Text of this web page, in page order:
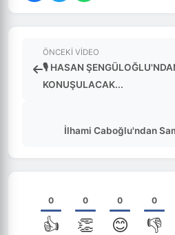
ÖNCEKI VIDEO
🎙️ HASAN
KONUŞULACAK...
İlhami Caboğlu'ndan
0
👍
0
👏
0
😊
0
👎